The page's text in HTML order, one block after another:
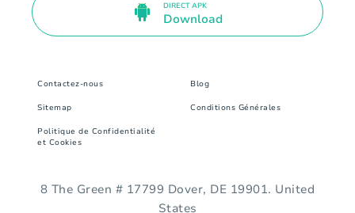
DIRECT APK
Download
Contactez-nous Blog
Sitemap Conditions Générales
Politique de Confidentialité
et Cookies
8 The Green # 17799 Dover, DE 19901. United
States